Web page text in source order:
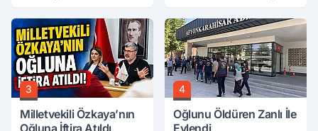
3
Milletvekili Özkaya’nın
Oğluna İftira Atıldı
4
Oğlunu Öldüren Zanlı İle
Evlendi